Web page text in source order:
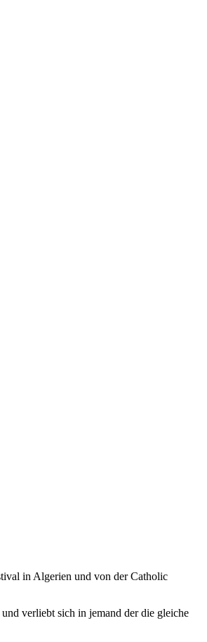
in Algerien und von der Catholic
verliebt sich in jemand der die gleiche